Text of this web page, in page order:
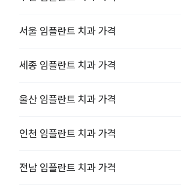
서울 임플란트 치과 가격
세종 임플란트 치과 가격
울산 임플란트 치과 가격
인천 임플란트 치과 가격
전남 임플란트 치과 가격